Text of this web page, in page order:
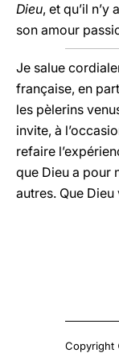
Dieu, et qu’il
son amour
Je salue
française, en
les pèlerins
invite, à
refaire
que Dieu a pour
autres. Que
Copyright